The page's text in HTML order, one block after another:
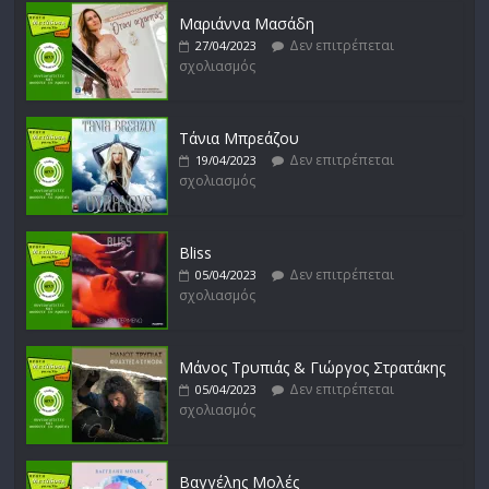
σχολιασμός
Μαριάννα Μασάδη
27/04/2023
Δεν επιτρέπεται
σχολιασμός
Τάνια Μπρεάζου
19/04/2023
Δεν επιτρέπεται
σχολιασμός
Bliss
05/04/2023
Δεν επιτρέπεται
σχολιασμός
Μάνος Τρυπιάς & Γιώργος Στρατάκης
05/04/2023
Δεν επιτρέπεται
σχολιασμός
Βαγγέλης Μολές